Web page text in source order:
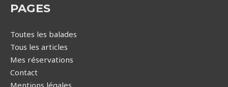
PAGES
Toutes les balades
Tous les articles
Mes réservations
Contact